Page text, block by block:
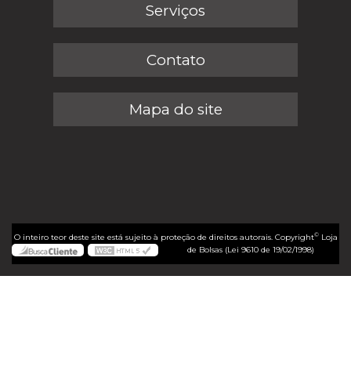
Serviços
Contato
Mapa do site
O inteiro teor deste site está sujeito à proteção de direitos autorais. Copyright©Loja
de Bolsas (Lei 9610 de 19/02/1998)